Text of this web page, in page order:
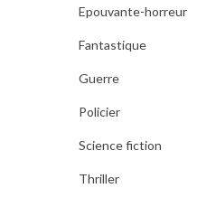
Epouvante-horreur
Fantastique
Guerre
Policier
Science fiction
Thriller